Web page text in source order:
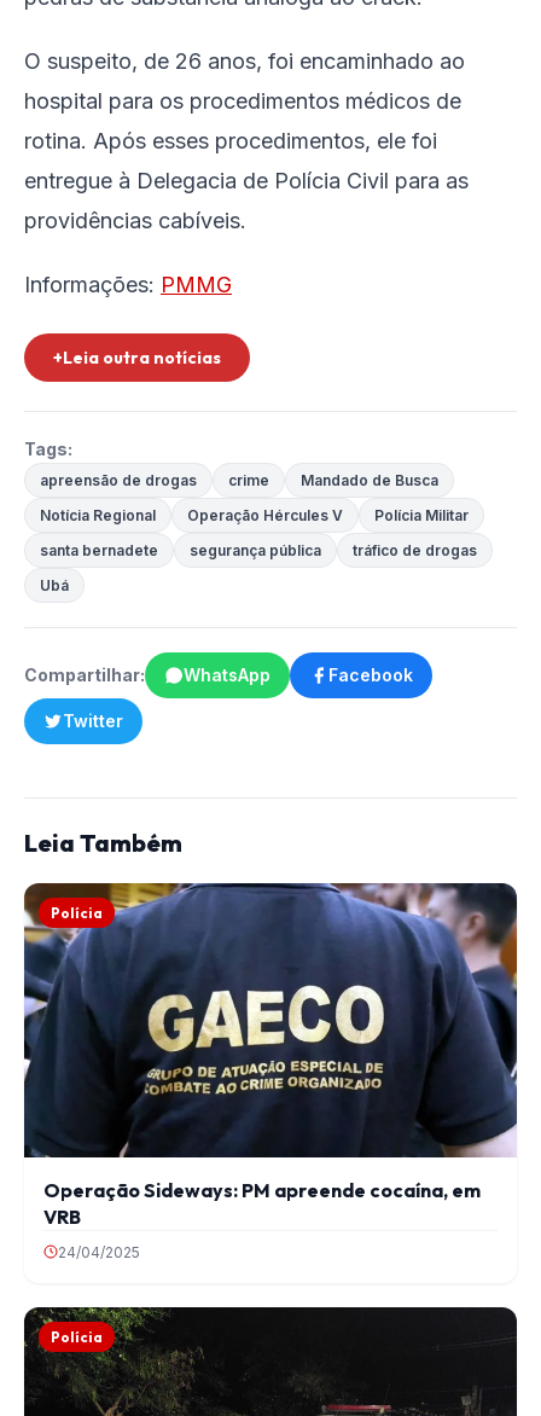
O suspeito, de 26 anos, foi encaminhado ao
hospital para os procedimentos médicos de
rotina. Após esses procedimentos, ele foi
entregue à Delegacia de Polícia Civil para as
providências cabíveis.
Informações: PMMG
+Leia outra notícias
Tags:
apreensão de drogas crime
Mandado de Busca
Notícia Regional
Operação Hércules V
Polícia Militar
santa bernadete
segurança pública
tráfico de drogas
Ubá
Compartilhar: WhatsApp Facebook
Twitter
Leia Também
Polícia
Operação Sideways: PM apreende cocaína, em
VRB
24/04/2025
Polícia